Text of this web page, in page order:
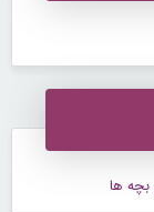
بچه ها